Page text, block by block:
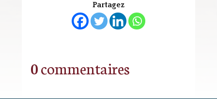
Partagez
0 commentaires